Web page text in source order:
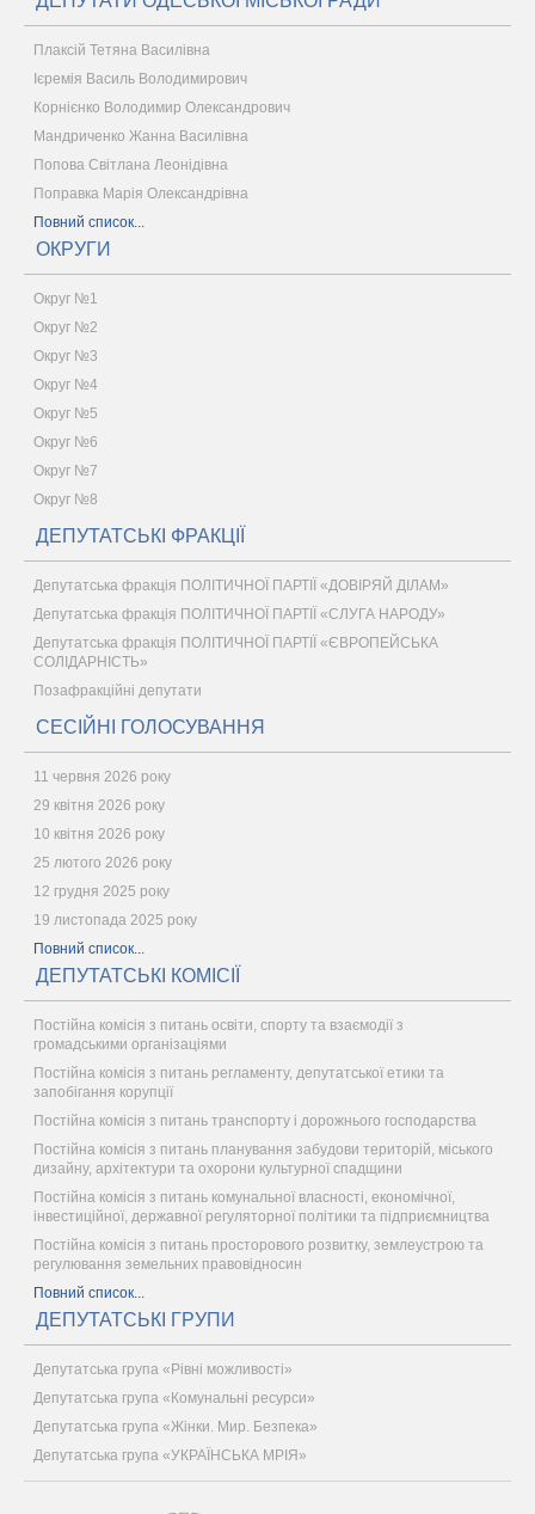
Плаксій Тетяна Василівна
Ієремія Василь Володимирович
Корнієнко Володимир Олександрович
Мандриченко Жанна Василівна
Попова Світлана Леонідівна
Поправка Марія Олександрівна
Повний список...
ОКРУГИ
Округ №1
Округ №2
Округ №3
Округ №4
Округ №5
Округ №6
Округ №7
Округ №8
ДЕПУТАТСЬКІ ФРАКЦІЇ
Депутатська фракція ПОЛІТИЧНОЇ ПАРТІЇ «ДОВІРЯЙ ДІЛАМ»
Депутатська фракція ПОЛІТИЧНОЇ ПАРТІЇ «СЛУГА НАРОДУ»
Депутатська фракція ПОЛІТИЧНОЇ ПАРТІЇ «ЄВРОПЕЙСЬКА
СОЛІДАРНІСТЬ»
Позафракційні депутати
СЕСІЙНІ ГОЛОСУВАННЯ
11 червня 2026 року
29 квітня 2026 року
10 квітня 2026 року
25 лютого 2026 року
12 грудня 2025 року
19 листопада 2025 року
Повний список...
ДЕПУТАТСЬКІ КОМІСІЇ
Постійна комісія з питань освіти, спорту та взаємодії з
громадськими організаціями
Постійна комісія з питань регламенту, депутатської етики та
запобігання корупції
Постійна комісія з питань транспорту і дорожнього господарства
Постійна комісія з питань планування забудови територій, міського
дизайну, архітектури та охорони культурної спадщини
Постійна комісія з питань комунальної власності, економічної,
інвестиційної, державної регуляторної політики та підприємництва
Постійна комісія з питань просторового розвитку, землеустрою та
регулювання земельних правовідносин
Повний список...
ДЕПУТАТСЬКІ ГРУПИ
Депутатська група «Рівні можливості»
Депутатська група «Комунальні ресурси»
Депутатська група «Жінки. Мир. Безпека»
Депутатська група «УКРАЇНСЬКА МРІЯ»